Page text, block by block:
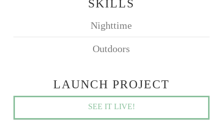
SKILLS
Nighttime
Outdoors
LAUNCH PROJECT
SEE IT LIVE!